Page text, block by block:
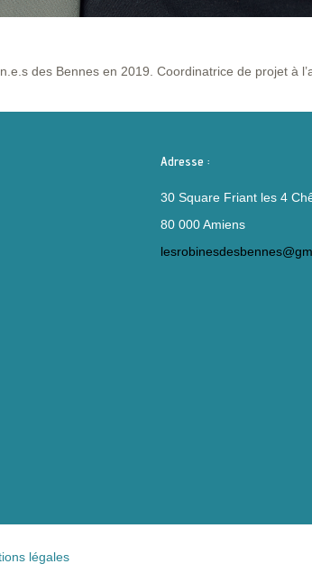
des Bennes en 2019. Coordinatrice de projet à
Adresse :
30 Square Friant les 4
80 000 Amiens
légales